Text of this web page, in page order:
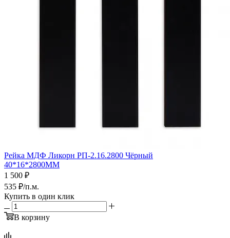
Рейка МДФ Ликорн РП-2.16.2800 Чёрный
40*16*2800ММ
1 500 ₽
535 ₽/п.м.
Купить в один клик
В корзину